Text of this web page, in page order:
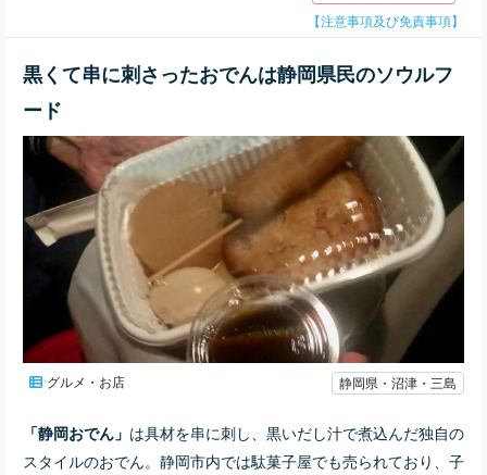
【注意事項及び免責事項】
黒くて串に刺さったおでんは静岡県民のソウルフ
ード
グルメ・お店 静岡県・沼津・三島
「静岡おでん」 は具材を串に刺し、黒いだし汁で煮込んだ独自の
スタイルのおでん。静岡市内では駄菓子屋でも売られており、子